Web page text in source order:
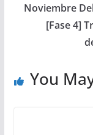
Noviembre
[Fase 4]
You